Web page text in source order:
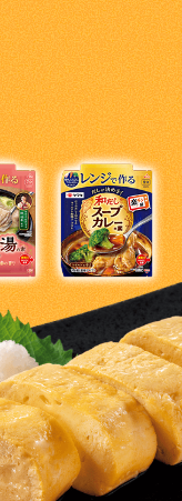
楽チン鍋®
ストレートつゆ